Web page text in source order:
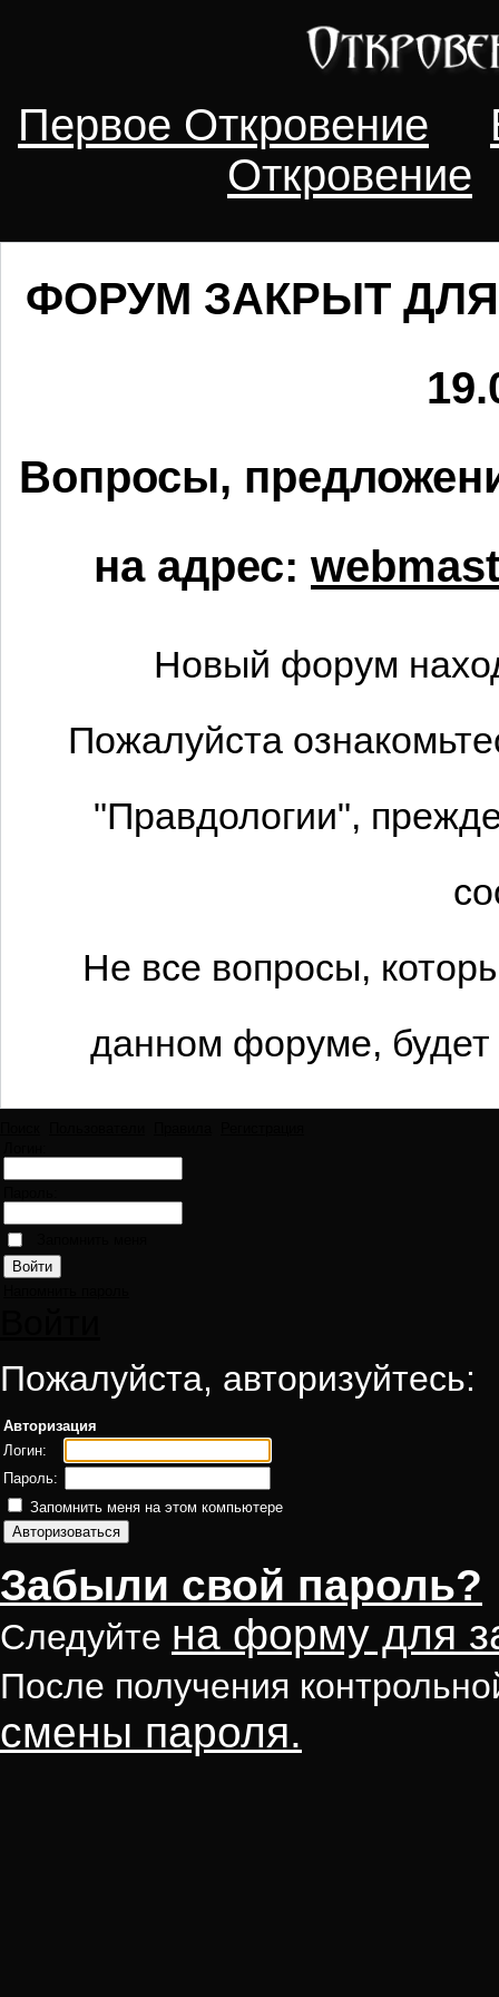
Первое Откровение
Откровение
ФОРУМ ЗАКРЫТ
Вопросы,
на адрес:
Новый форум
Пожалуйста
"Правдологии",
Не все вопросы,
данном форуме,
Пожалуйста, авторизуйтесь:
Авторизация
Логин:
Пароль:
Запомнить меня на этом компьютере
Забыли свой пароль?
Следуйте на форму для
После получения
смены пароля.